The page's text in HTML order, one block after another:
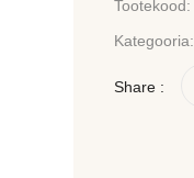
Tootekood:
Kategooria:
Share :